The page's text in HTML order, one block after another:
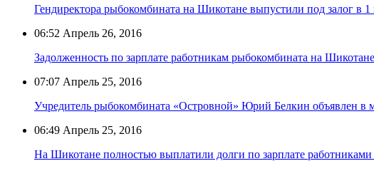
Гендиректора рыбокомбината на Шикотане выпустили под залог в 1
06:52 Апрель 26, 2016
Задолженность по зарплате работникам рыбокомбината на
07:07 Апрель 25, 2016
Учредитель рыбокомбината «Островной» Юрий Белкин объявлен в
06:49 Апрель 25, 2016
На Шикотане полностью выплатили долги по зарплате